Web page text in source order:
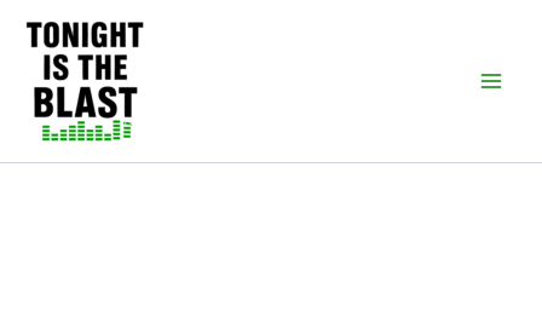
contenido